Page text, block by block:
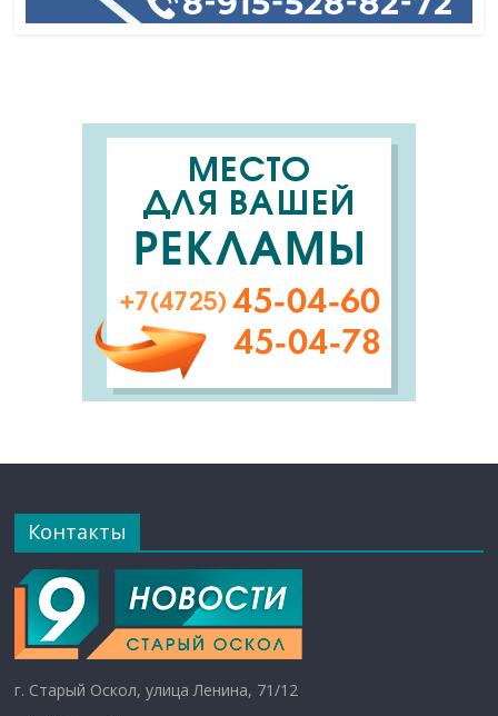
Контакты
г. Старый Оскол, улица Ленина, 71/12